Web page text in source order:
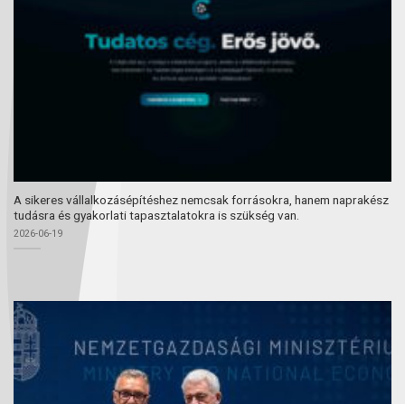
A sikeres vállalkozásépítéshez nemcsak forrásokra, hanem naprakész
tudásra és gyakorlati tapasztalatokra is szükség van.
2026-06-19